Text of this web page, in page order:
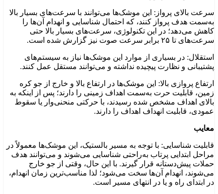
سرعت بالای پرواز: این موشک‌ها می‌توانند با سرعت‌های بسیار بالا
به‌سمت هدف پرواز کنند، که احتمال شناسایی و انهدام آن‌ها را
کاهش می‌دهد؛ در این تکنولوژی، سرعت‌های بسیار بالا حتی
سرعت‌های تا ۲۵ برابر سرعت صوت نیز گزارش شده است.
استقلال: در بسیاری از موارد این موشک‌ها نیاز به سیستم‌های
پشتیبانی و نظارت پیچیده نداشته و می‌توانند مستقل عمل کنند.
ارتفاع پروازی بالا: این موشک‌ها در ارتفاع بالا و خارج از جو کره
زمین، قابلیت حرت به‌سمت اهداف زمینی را دارند؛ پس از اینکه به
بالای اهداف مشخص شده رسیدند، با حرکتی منحنی‌وار یا سقوط
عمودی، قابلیت انهداف اهداف را دارند.
معایب
قابلیت شناسایی: با توجه به مسیر بالستیک، این موشک‌ها معمولاً در
مراحل ابتدایی پرتاب به‌راحتی شناسایی می‌شوند و می‌توانند هدف
حملات پیش‌دستانه قرار گیرند. با این حال، وقتی از جو خارج
می‌شوند، انهدام آن‌ها سخت می‌شود؛ لذا مناسب‌ترین زمان انهدام،
در ابتدای راه و یا در انتهای مسیر است.